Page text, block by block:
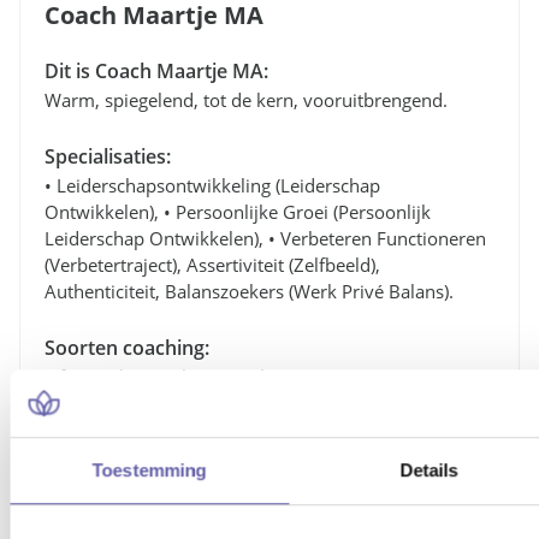
Toestemming Details
Coach Maartje MA
Dit is Coach Maartje MA:
Warm, spiegelend, tot de kern, vooruitbrengend.
Specialisaties:
• Leiderschapsontwikkeling (leiderschap
Ontwikkelen), • Persoonlijke Groei (persoonlijk
Leiderschap Ontwikkelen), • Verbeteren Functioneren
(verbetertraject), Assertiviteit (zelfbeeld),
Authenticiteit, Balanszoekers (werk Privé Balans).
Soorten coaching:
Life Coach, Loopbaancoach.